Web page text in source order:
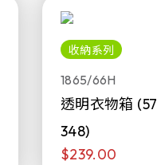
收納系列
1865/66H
透明衣物箱
348)
$239.00